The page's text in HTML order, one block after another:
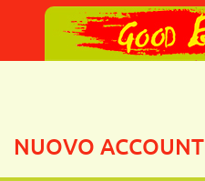
NUOVO ACCOUNT